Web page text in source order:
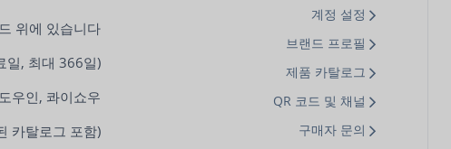
계정 설정
브랜드 프로필
제품 카탈로그
QR 코드 및 채널
구매자 문의
위에 있습니다.
, 최대 366일).
우인, 콰이쇼우.
카탈로그 포함).